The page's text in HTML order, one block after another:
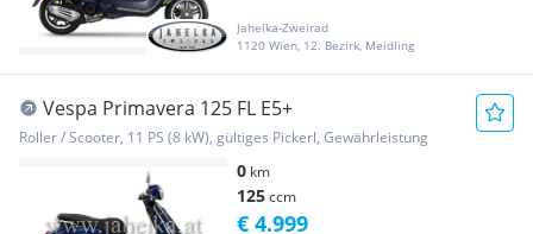
Jahelka-Zweirad
1120 Wien, 12. Bezirk, Meidling
Vespa Primavera 125 FL E5+
Roller / Scooter, 11 PS (8 kW), gültiges Pickerl, Gewährleistung
0 km
125ccm
€ 4.999